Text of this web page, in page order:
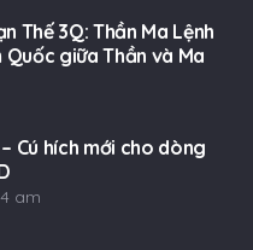
Thế 3Q: Thần Ma Lệnh
giữa Thần và Ma
Cú hích mới cho dòng
am